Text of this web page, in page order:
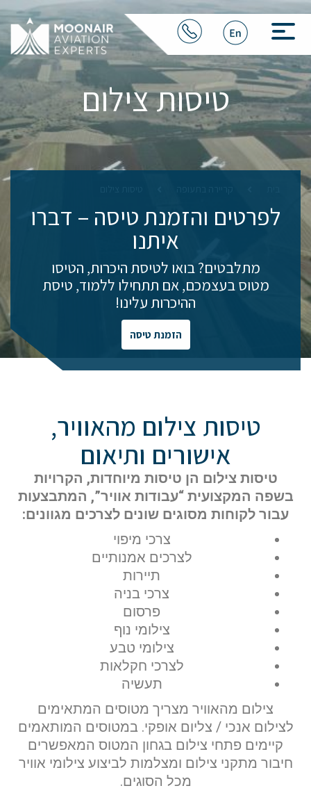
טיסות צילום
לפרטים והזמנת טיסה – דברו
איתנו
מתלבטים? בואו לטיסת היכרות, הטיסו
מטוס בעצמכם, אם תתחילו ללמוד, טיסת
ההיכרות עלינו!
הזמנת טיסה
טיסות צילום מהאוויר,
אישורים ותיאום
טיסות צילום הן טיסות מיוחדות, הקרויות
בשפה המקצועית “עבודות אוויר”, המתבצעות
עבור לקוחות מסוגים שונים לצרכים מגוונים:
צרכי מיפוי
לצרכים אמנותיים
תיירות
צרכי בניה
פרסום
צילומי נוף
צילומי טבע
לצרכי חקלאות
תעשיה
צילום מהאוויר מצריך מטוסים המתאימים
לצילום אנכי / צליום אופקי. במטוסים המותאמים
קיימים פתחי צילום בגחון המטוס המאפשרים
חיבור מתקני צילום ומצלמות לביצוע צילומי אוויר
מכל הסוגים.